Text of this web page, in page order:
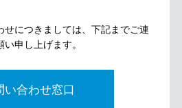
せにつきましては、下記までご連
申し上げます。
い合わせ窓口